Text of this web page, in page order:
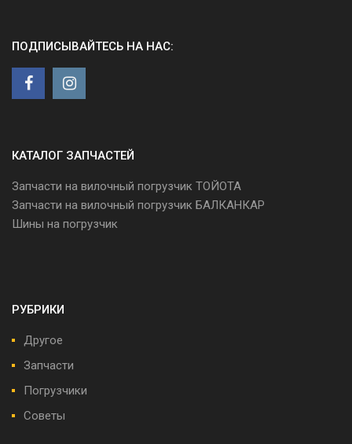
ПОДПИСЫВАЙТЕСЬ НА НАС:
КАТАЛОГ ЗАПЧАСТЕЙ
Запчасти на вилочный погрузчик ТОЙОТА
Запчасти на вилочный погрузчик БАЛКАНКАР
Шины на погрузчик
РУБРИКИ
Другое
Запчасти
Погрузчики
Советы